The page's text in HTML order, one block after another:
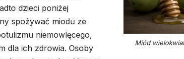
Miód
dzieci poniżej
spożywać miodu ze
niemowlęcego,
dla ich zdrowia. Osoby